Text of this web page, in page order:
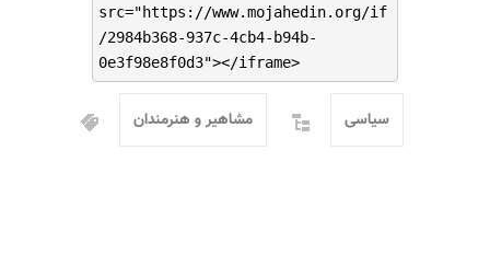
src="https://www.mojahedin.org/if
/2984b368-937c-4cb4-b94b-
0e3f98e8f0d3"></iframe>
مشاهیر و هنرمندان سیاسی